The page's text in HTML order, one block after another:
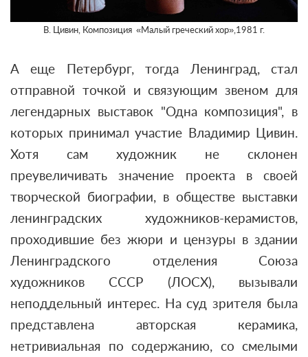
В. Цивин, Композиция «Малый греческий хор»,1981 г.
А еще Петербург, тогда Ленинград, стал
отправной точкой и связующим звеном для
легендарных выставок "Одна композиция", в
которых принимал участие Владимир Цивин.
Хотя сам художник не склонен
преувеличивать значение проекта в своей
творческой биографии, в обществе выставки
ленинградских художников-керамистов,
проходившие без жюри и цензуры в здании
Ленинградского отделения Союза
художников СССР (ЛОСХ), вызывали
неподдельный интерес. На суд зрителя была
представлена авторская керамика,
нетривиальная по содержанию, со смелыми